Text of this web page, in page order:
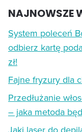
NAJNOWSZE
System poleceń
odbierz kartę
zł!
Fajne fryzury dla
Przedłużanie
– jaka metoda